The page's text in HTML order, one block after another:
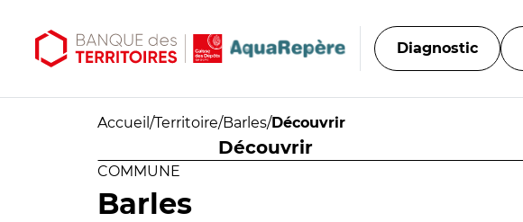
Diagnostic
Accueil /Territoire/Barles/Découvrir
Découvrir
COMMUNE
Barles